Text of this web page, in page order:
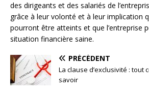
des dirigeants et des salariés de
grâce à leur volonté et à leur implication
pourront être atteints et que l’entreprise
situation financière saine.
PRÉCÉDENT
La clause d’exclusivité : tout
savoir